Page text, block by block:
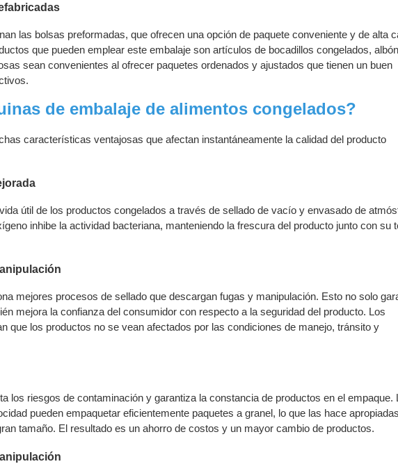
las bolsas preformadas, que ofrecen una opción de paquete conveniente y de alta
que pueden emplear este embalaje son artículos de bocadillos congelados,
sean convenientes al ofrecer paquetes ordenados y ajustados que tienen un buen
de embalaje de alimentos congelados?
características ventajosas que afectan instantáneamente la calidad del producto
útil de los productos congelados a través de sellado de vacío y envasado de
inhibe la actividad bacteriana, manteniendo la frescura del producto junto con su
mejores procesos de sellado que descargan fugas y manipulación. Esto no solo
mejora la confianza del consumidor con respecto a la seguridad del producto. Los
que los productos no se vean afectados por las condiciones de manejo, tránsito y
los riesgos de contaminación y garantiza la constancia de productos en el empaque.
pueden empaquetar eficientemente paquetes a granel, lo que las hace
tamaño. El resultado es un ahorro de costos y un mayor cambio de productos.